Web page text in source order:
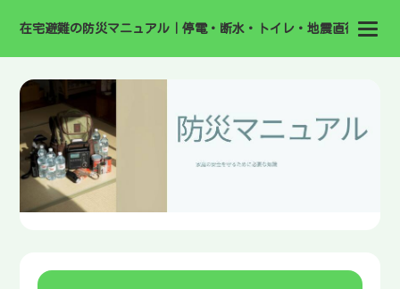
在宅避難の防災マニュアル｜停電・断水・トイレ・地震直後の備え